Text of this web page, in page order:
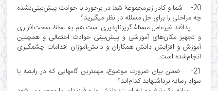
20- شما و کادر زیرمجموعۀ شما در برخورد با حوادث پیش‌بینی‌نشده
چه مراحلی را برای حل مسئله در نظر میگیرید؟
پدافند غیرعامل مسئلۀ گریزناپذیری است هم به لحاظ سخت‌افزاری
و تجهیز مکان‌های آموزشی و پیش‌بینی حوادث احتمالی و همچنین
آموزش و افزایش دانش همکاران و دانش‌آموزان اقدامات چشمگیری
انجام‌شده است.
21- ضمن بیان ضرورت موضوع، مهمترین گامهایی که در رابطه با
سواد رسانه برداشتهاید کدام‌اند؟